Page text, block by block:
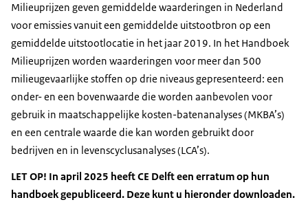
Milieuprijzen geven gemiddelde waarderingen in Nederland
voor emissies vanuit een gemiddelde uitstootbron op een
gemiddelde uitstootlocatie in het jaar 2019. In het Handboek
Milieuprijzen worden waarderingen voor meer dan 500
milieugevaarlijke stoffen op drie niveaus gepresenteerd: een
onder- en een bovenwaarde die worden aanbevolen voor
gebruik in maatschappelijke kosten-batenanalyses (MKBA’s)
en een centrale waarde die kan worden gebruikt door
bedrijven en in levenscyclusanalyses (LCA’s).
LET OP! In april 2025 heeft CE Delft een erratum op hun
handboek gepubliceerd. Deze kunt u hieronder downloaden.